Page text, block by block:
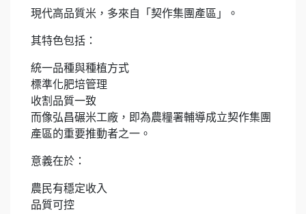
現代高品質米，多來自「契作集團產區」。
其特色包括：
統一品種與種植方式
標準化肥培管理
收割品質一致
而像弘昌碾米工廠，即為農糧署輔導成立契作集團
產區的重要推動者之一。
意義在於：
農民有穩定收入
品質可控